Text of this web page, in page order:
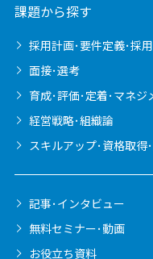
課題から探す
採用計画･要件定義･採
面接･選考
育成･評価･定着･マネジ
経営戦略･組織論
スキルアップ･資格取得
記事･インタビュー
無料セミナー･動画
お役立ち資料